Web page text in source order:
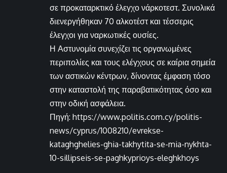
σε προκαταρκτικό έλεγχο νάρκοτεστ. Συνολικά
διενεργήθηκαν 70 αλκοτέστ και τέσσερις
έλεγχοι για ναρκωτικές ουσίες.
Η Αστυνομία συνεχίζει τις οργανωμένες
περιπολίες και τους ελέγχους σε καίρια σημεία
των αστικών κέντρων, δίνοντας έμφαση τόσο
στην καταστολή της παραβατικότητας όσο και
στην οδική ασφάλεια.
Πηγή: https://www.politis.com.cy/politis-
news/cyprus/1008210/evrekse-
kataghghelies-ghia-takhytita-se-mia-nykhta-
10-sillipseis-se-paghkyprioys-eleghkhoys